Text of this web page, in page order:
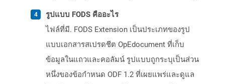
รูปแบบ FODS คืออะไร
ไฟล์ที่มี. FODS Extension เป็นประเภทของรูป
แบบเอกสารสเปรดชีต OpEdocument ที่เก็บ
ข้อมูลในแถวและคอลัมน์ รูปแบบถูกระบุเป็นส่วน
หนึ่งของข้อกำหนด ODF 1.2 ที่เผยแพร่และดูแล